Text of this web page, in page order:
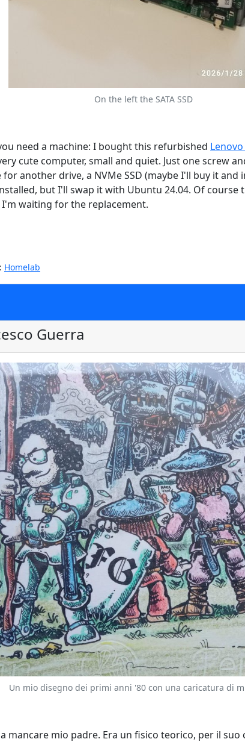
On the left the SATA SSD
need a machine: I bought this refurbished
cute computer, small and quiet. Just one screw
another drive, a NVMe SSD (maybe I'll buy it and
but I'll swap it with Ubuntu 24.04. Of
I'm waiting for the replacement.
Homelab
Guerra
Un mio disegno dei primi anni '80 con una caricatura di
mancare mio padre. Era un fisico teorico, per il